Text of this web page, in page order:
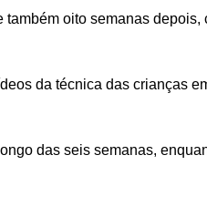
oito semanas depois,
da técnica das crianças
das seis semanas,